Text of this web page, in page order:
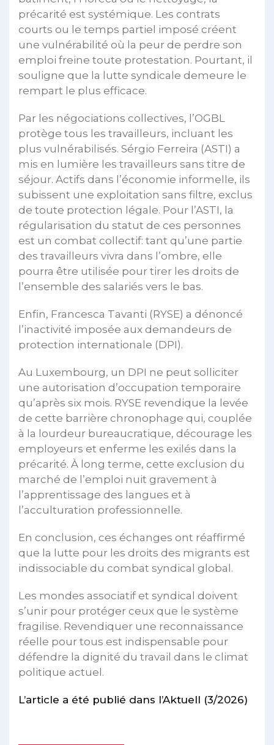
précarité est systémique. Les contrats
courts ou le temps partiel imposé créent
une vulnérabilité où la peur de perdre son
emploi freine toute protestation. Pourtant, il
souligne que la lutte syndicale demeure le
rempart le plus efficace.
Par les négociations collectives, l’OGBL
protège tous les travailleurs, incluant les
plus vulnérabilisés. Sérgio Ferreira (ASTI) a
mis en lumière les travailleurs sans titre de
séjour. Actifs dans l’économie informelle, ils
subissent une exploitation sans filtre, exclus
de toute protection légale. Pour l’ASTI, la
régularisation du statut de ces personnes
est un combat collectif: tant qu’une partie
des travailleurs vivra dans l’ombre, elle
pourra être utilisée pour tirer les droits de
l’ensemble des salariés vers le bas.
Enfin, Francesca Tavanti (RYSE) a dénoncé
l’inactivité imposée aux demandeurs de
protection internationale (DPI).
Au Luxembourg, un DPI ne peut solliciter
une autorisation d’occupation temporaire
qu’après six mois. RYSE revendique la levée
de cette barrière chronophage qui, couplée
à la lourdeur bureaucratique, décourage les
employeurs et enferme les exilés dans la
précarité. À long terme, cette exclusion du
marché de l’emploi nuit gravement à
l’apprentissage des langues et à
l’acculturation professionnelle.
En conclusion, ces échanges ont réaffirmé
que la lutte pour les droits des migrants est
indissociable du combat syndical global.
Les mondes associatif et syndical doivent
s’unir pour protéger ceux que le système
fragilise. Revendiquer une reconnaissance
réelle pour tous est indispensable pour
défendre la dignité du travail dans le climat
politique actuel.
L’article a été publié dans l’Aktuell (3/2026)